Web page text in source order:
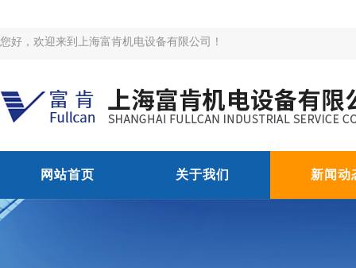
您好，欢迎来到上海富肯机电设备有限公司！
网站首页 关于我们 新闻动